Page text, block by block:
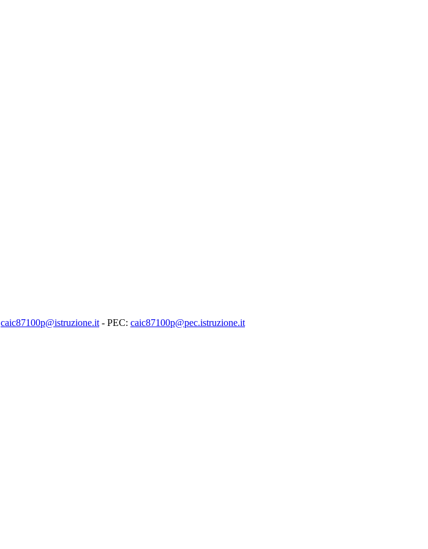
caic87100p@istruzione.it - PEC: caic87100p@pec.istruzione.it